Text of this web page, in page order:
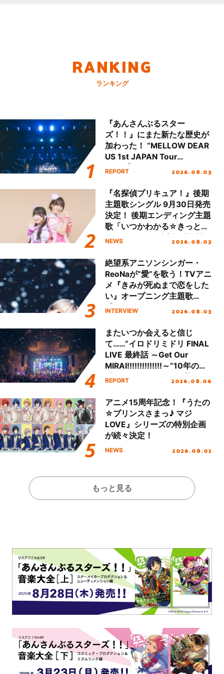
RANKING
ランキング
『あんさんぶるスター
ズ！！』にまた新たな歴史が
加わった！ “MELLOW DEAR
US 1st JAPAN Tour
Final「NICE to meet YOU
ート!!
REPORT 2026.08.03
『名探偵プリキュア！』後期
主題歌シングル 9月30日発売
決定！ 後期エンディング主題
歌「いつかわかる☆きっとあ
える」TVサイズ先行配信開
NEWS 2026.08.03
絶望系アニソンシンガー・
ReoNaが“愛”を歌う！TVアニ
メ『きみが死ぬまで恋をした
い』オープニング主題歌
「Amore」インタビュー
INTERVIEW 2026.08.03
またいつか会えると信じ
て……“イロドリミドリ FINAL
LIVE 最終話 ～Get Our
MIRAI!!!!!!!!!!!!!!～”10年の活
動を経てファイナルを迎える
REPORT 2026.08.06
アニメ15周年記念！『うたの
☆プリンスさまっ♪ マジ
LOVE』シリーズの特別企画
が続々決定！
NEWS 2026.08.01
もっと見る